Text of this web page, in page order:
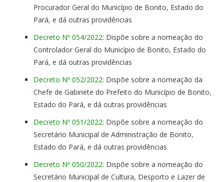
Procurador Geral do Município de Bonito, Estado do
Pará, e dá outras providências
Decreto Nº 054/2022: Dispõe sobre a nomeação do
Controlador Geral do Município de Bonito, Estado do
Pará, e dá outras providências
Decreto Nº 052/2022: Dispõe sobre a nomeação da
Chefe de Gabinete do Prefeito do Município de Bonito,
Estado do Pará, e dá outras providências
Decreto Nº 051/2022: Dispõe sobre a nomeação do
Secretário Municipal de Administração de Bonito,
Estado do Pará, e dá outras providências
Decreto Nº 050/2022: Dispõe sobre a nomeação do
Secretário Municipal de Cultura, Desporto e Lazer de